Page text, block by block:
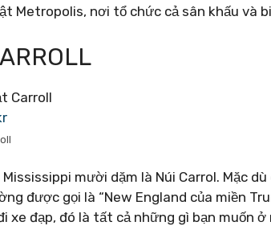
Metropolis, nơi tổ chức cả sân khấu và
mười dặm là Núi Carrol. Mặc
được gọi là “New England của miền
xe đạp, đó là tất cả những gì bạn muốn